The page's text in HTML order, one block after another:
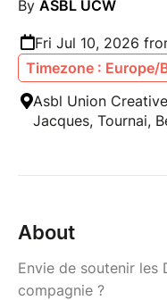
By ASBL UCW
Fri Jul 10, 2026
Timezone : Europe/
Asbl Union
Jacques, Tournai,
About
Envie de soutenir les
compagnie ?